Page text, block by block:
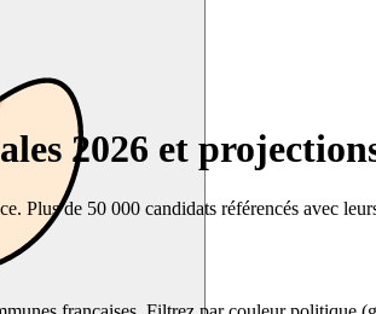
2026 et
Plus de 50 000 candidats référencés avec